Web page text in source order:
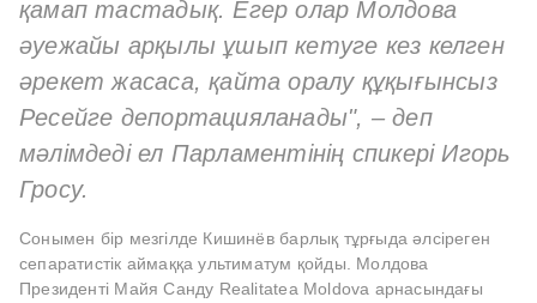
қамап тастадық. Егер олар Молдова
әуежайы арқылы ұшып кетуге кез келген
әрекет жасаса, қайта оралу құқығынсыз
Ресейге депортацияланады", – деп
мәлімдеді ел Парламентінің спикері Игорь
Гросу.
Сонымен бір мезгілде Кишинёв барлық тұрғыда әлсіреген
сепаратистік аймаққа ультиматум қойды. Молдова
Президенті Майя Санду Realitatea Moldova арнасындағы